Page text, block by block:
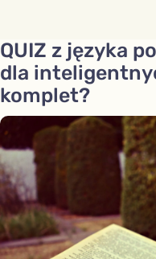
QUIZ z języka
dla
komplet?